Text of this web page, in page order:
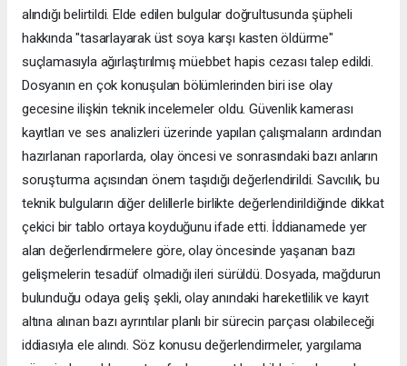
alındığı belirtildi. Elde edilen bulgular doğrultusunda şüpheli
hakkında "tasarlayarak üst soya karşı kasten öldürme"
suçlamasıyla ağırlaştırılmış müebbet hapis cezası talep edildi.
Dosyanın en çok konuşulan bölümlerinden biri ise olay
gecesine ilişkin teknik incelemeler oldu. Güvenlik kamerası
kayıtları ve ses analizleri üzerinde yapılan çalışmaların ardından
hazırlanan raporlarda, olay öncesi ve sonrasındaki bazı anların
soruşturma açısından önem taşıdığı değerlendirildi. Savcılık, bu
teknik bulguların diğer delillerle birlikte değerlendirildiğinde dikkat
çekici bir tablo ortaya koyduğunu ifade etti. İddianamede yer
alan değerlendirmelere göre, olay öncesinde yaşanan bazı
gelişmelerin tesadüf olmadığı ileri sürüldü. Dosyada, mağdurun
bulunduğu odaya geliş şekli, olay anındaki hareketlilik ve kayıt
altına alınan bazı ayrıntılar planlı bir sürecin parçası olabileceği
iddiasıyla ele alındı. Söz konusu değerlendirmeler, yargılama